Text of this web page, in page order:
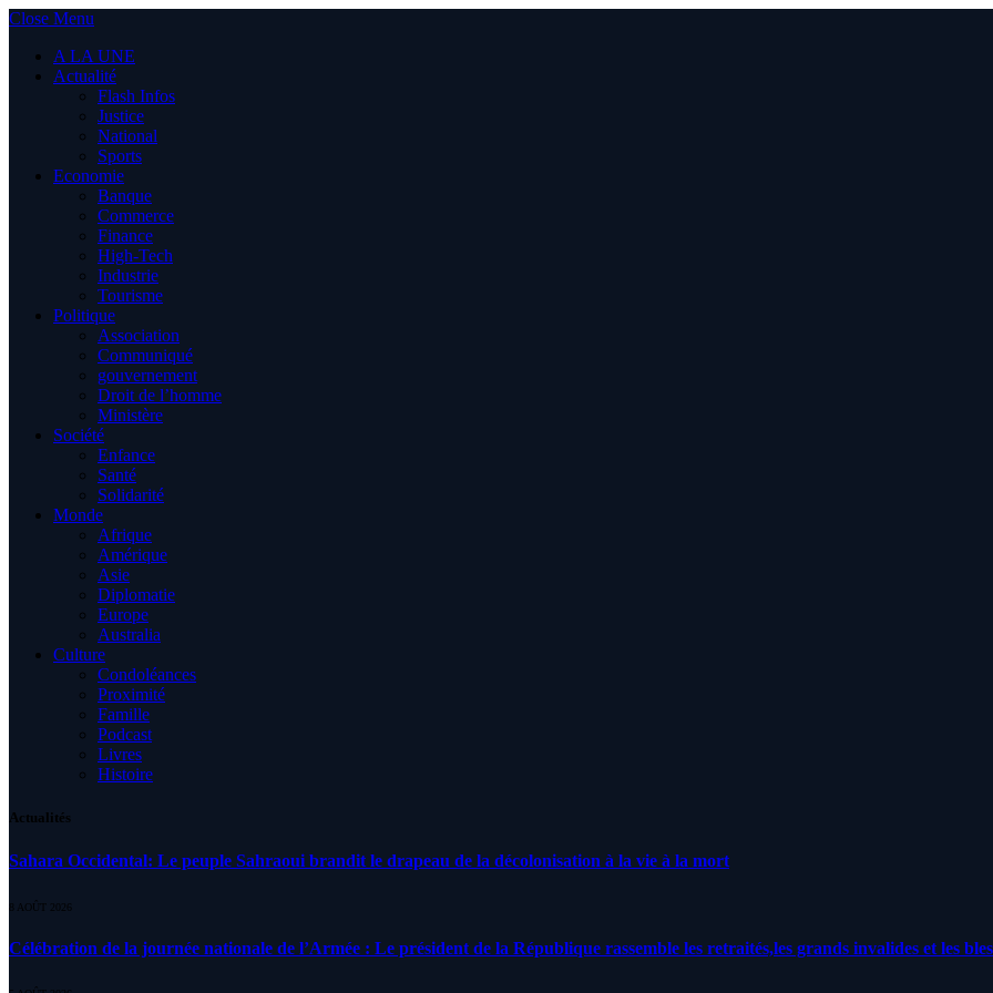
Close Menu
A LA UNE
Actualité
Flash Infos
Justice
National
Sports
Economie
Banque
Commerce
Finance
High-Tech
Industrie
Tourisme
Politique
Association
Communiqué
gouvernement
Droit de l’homme
Ministère
Société
Enfance
Santé
Solidarité
Monde
Afrique
Amérique
Asie
Diplomatie
Europe
Australia
Culture
Condoléances
Proximité
Famille
Podcast
Livres
Histoire
Actualités
Sahara Occidental: Le peuple Sahraoui brandit le drapeau de la décolonisation à la vie à la mort
8 AOÛT 2026
Célébration de la journée nationale de l’Armée : Le président de la République rassemble les retraités,les grands invalides et les